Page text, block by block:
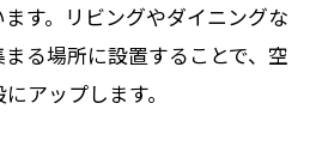
す。リビングやダイニングな
る場所に設置することで、空
アップします。